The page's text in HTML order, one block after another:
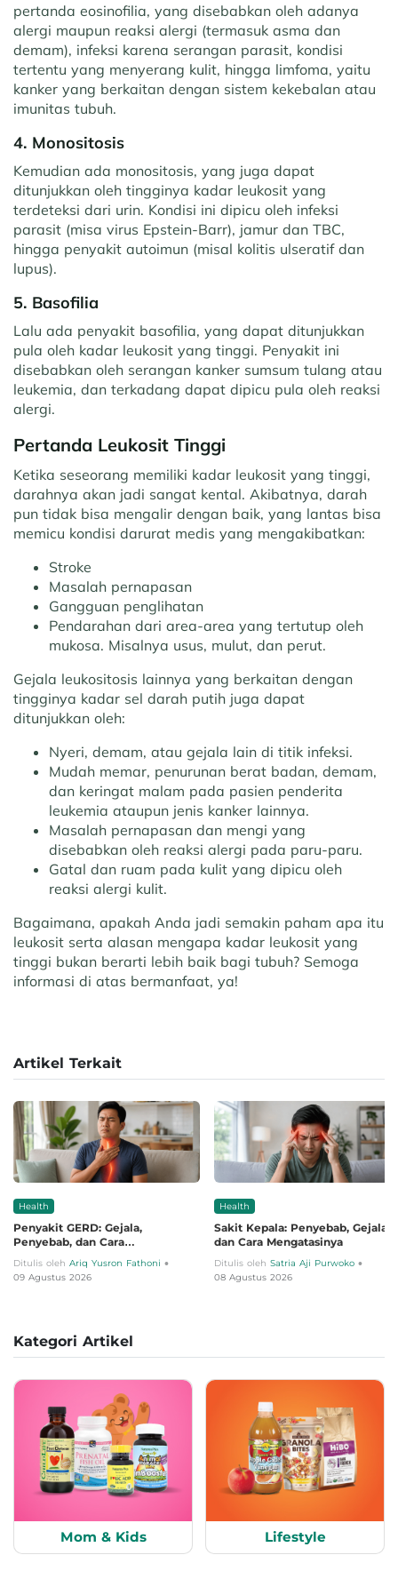
pertanda eosinofilia, yang disebabkan oleh adanya
alergi maupun reaksi alergi (termasuk asma dan
demam), infeksi karena serangan parasit, kondisi
tertentu yang menyerang kulit, hingga limfoma, yaitu
kanker yang berkaitan dengan sistem kekebalan atau
imunitas tubuh.
4. Monositosis
Kemudian ada monositosis, yang juga dapat
ditunjukkan oleh tingginya kadar leukosit yang
terdeteksi dari urin. Kondisi ini dipicu oleh infeksi
parasit (misa virus Epstein-Barr), jamur dan TBC,
hingga penyakit autoimun (misal kolitis ulseratif dan
lupus).
5. Basofilia
Lalu ada penyakit basofilia, yang dapat ditunjukkan
pula oleh kadar leukosit yang tinggi. Penyakit ini
disebabkan oleh serangan kanker sumsum tulang atau
leukemia, dan terkadang dapat dipicu pula oleh reaksi
alergi.
Pertanda Leukosit Tinggi
Ketika seseorang memiliki kadar leukosit yang tinggi,
darahnya akan jadi sangat kental. Akibatnya, darah
pun tidak bisa mengalir dengan baik, yang lantas bisa
memicu kondisi darurat medis yang mengakibatkan:
Stroke
Masalah pernapasan
Gangguan penglihatan
Pendarahan dari area-area yang tertutup oleh
mukosa. Misalnya usus, mulut, dan perut.
Gejala leukositosis lainnya yang berkaitan dengan
tingginya kadar sel darah putih juga dapat
ditunjukkan oleh:
Nyeri, demam, atau gejala lain di titik infeksi.
Mudah memar, penurunan berat badan, demam,
dan keringat malam pada pasien penderita
leukemia ataupun jenis kanker lainnya.
Masalah pernapasan dan mengi yang
disebabkan oleh reaksi alergi pada paru-paru.
Gatal dan ruam pada kulit yang dipicu oleh
reaksi alergi kulit.
Bagaimana, apakah Anda jadi semakin paham apa itu
leukosit serta alasan mengapa kadar leukosit yang
tinggi bukan berarti lebih baik bagi tubuh? Semoga
informasi di atas bermanfaat, ya!
Artikel Terkait
Health
Penyakit GERD: Gejala,
Penyebab, dan Cara
Ditulis oleh Ariq Yusron Fathoni •
09 Agustus 2026
Health
Sakit Kepala: Penyebab, Gejala,
dan Cara Mengatasinya
Ditulis oleh Satria Aji Purwoko •
08 Agustus 2026
Kategori Artikel
Mom & Kids Lifestyle